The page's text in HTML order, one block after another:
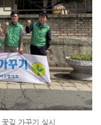
길 가꾸기 실시